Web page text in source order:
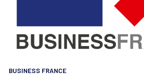
BUSINESS FRANCE